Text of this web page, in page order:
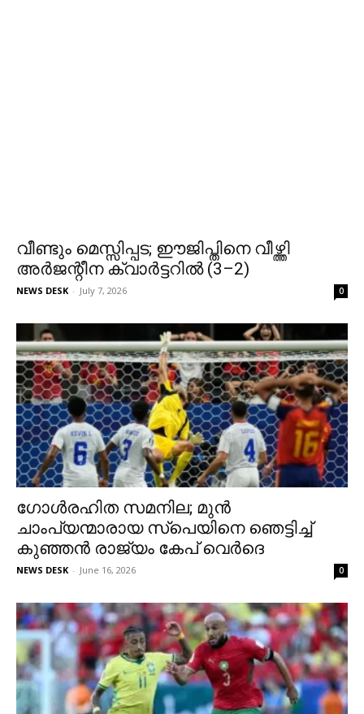
വീണ്ടും മെസ്സിപ്പട; ഈജിപ്തിനെ വീഴ്ത്തി
അർജന്റീന ക്വാർട്ടറിൽ (3–2)
NEWS DESK - July 7, 2026 0
ഗോള്‍രഹിത സമനില; മുൻ
ചാംപ്യന്മാരായ സ്പെയിനെ ഞെ​ട്ടി​ച്ച്
കുഞ്ഞൻ രാജ്യം കേ​പ് വെ​ർ​ദെ
NEWS DESK - June 16, 2026 0